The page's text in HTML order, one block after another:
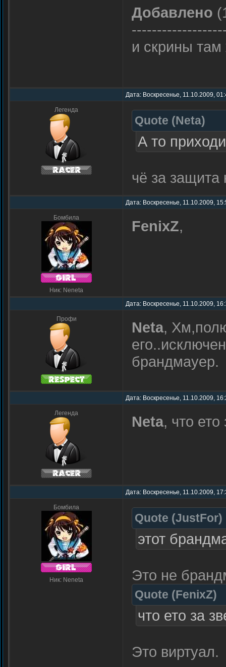
Добавлено
и скрины
Дата: Воскресенье, 11.10.2009,
Легенда
Quote (Neta)
А то
чё за защита
Дата: Воскресенье, 11.10.2009,
Бомбила
Ник: Neneta
FenixZ,
Дата: Воскресенье, 11.10.2009,
Профи Neta,
брандмауер.
Дата: Воскресенье, 11.10.2009,
Легенда Neta, что
Дата: Воскресенье, 11.10.2009,
Бомбила
Ник: Neneta
Quote (JustFor)
этот
Это не
Quote (FenixZ)
что ето за
Это виртуал.